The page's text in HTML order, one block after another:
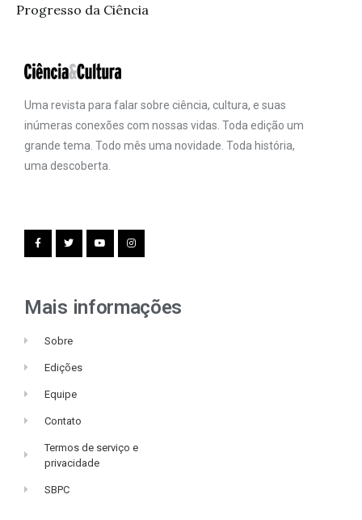
Progresso da Ciência
Uma revista para falar sobre ciência, cultura, e suas
inúmeras conexões com nossas vidas. Toda edição um
grande tema. Todo mês uma novidade. Toda história,
uma descoberta.
Mais informações
Sobre
Edições
Equipe
Contato
Termos de serviço e
privacidade
SBPC